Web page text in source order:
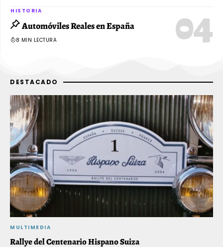
HISTORIA
Automóviles Reales en España
8 MIN LECTURA
DESTACADO
MULTIMEDIA
Rallye del Centenario Hispano Suiza